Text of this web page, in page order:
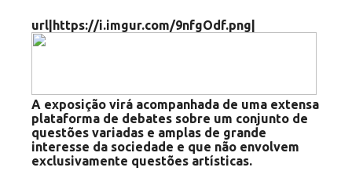
A exposição virá acompanhada de uma extensa
plataforma de debates sobre um conjunto de
questões variadas e amplas de grande
interesse da sociedade e que não envolvem
exclusivamente questões artísticas.